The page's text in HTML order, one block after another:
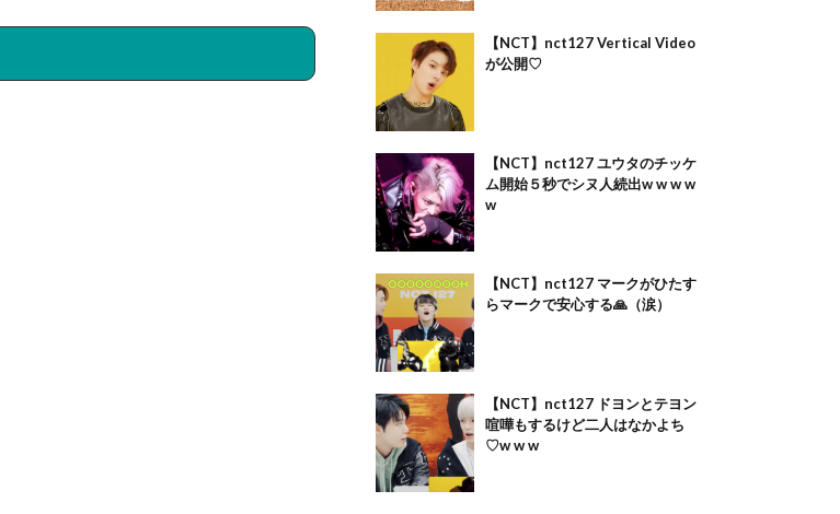
【NCT】nct127 Vertical Video
が公開♡
【NCT】nct127 ユウタのチッケ
ム開始５秒でシヌ人続出w w w w
w
【NCT】nct127 マークがひたす
らマークで安心する🙏（涙）
【NCT】nct127 ドヨンとテヨン
喧嘩もするけど二人はなかよち
♡w w w